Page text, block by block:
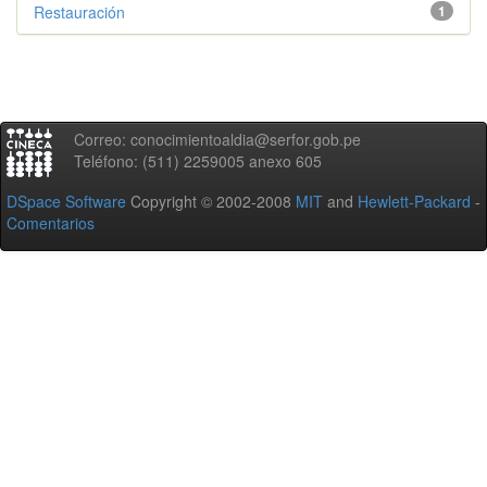
1
Restauración
Correo: conocimientoaldia@serfor.gob.pe
Teléfono: (511) 2259005 anexo 605
DSpace Software Copyright © 2002-2008 MIT and Hewlett-Packard -
Comentarios